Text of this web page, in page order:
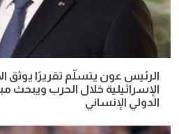
الرئيس عون يتسلّم تقريرًا يوثق
الإسرائيلية خلال الحرب ويبحث
الدولي الإنساني